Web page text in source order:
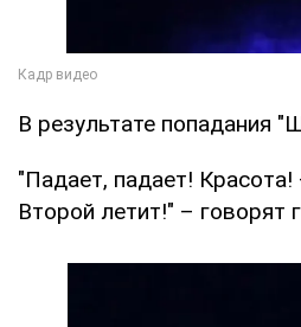
В результате попадания
"Падает, падает!
Второй летит!" – говорят